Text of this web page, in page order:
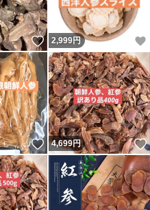
いいね！
2,999円
いいね！
4,699円